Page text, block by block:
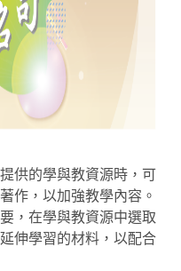
供的學與教資源時，可
作，以加強教學內容。
，在學與教資源中選取
伸學習的材料，以配合